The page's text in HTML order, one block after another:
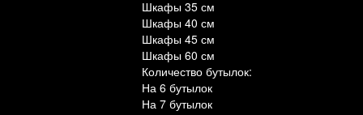
Шкафы 35 см
Шкафы 40 см
Шкафы 45 см
Шкафы 60 см
Количество бутылок:
На 6 бутылок
На 7 бутылок